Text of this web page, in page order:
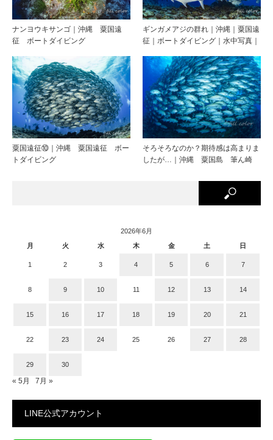
ナンヨウキサンゴ｜沖縄 粟国遠
征 ボートダイビング
ギンガメアジの群れ｜沖縄｜粟国遠
征｜ボートダイビング｜水中写真｜
粟国遠征⑩｜沖縄 粟国遠征 ボー
トダイビング
そろそろなのか？期待感は高まりま
したが…｜沖縄 粟国島 筆ん崎
2026年6月
月
火 水 木 金 土 日
1 2 3 4 5 6 7
8 9 10 11 12 13 14
15 16 17 18 19 20 21
22 23 24 25 26 27 28
29 30
« 5月 7月 »
LINE公式アカウント